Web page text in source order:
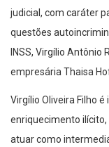
judicial, com caráter
questões
INSS, Virgílio Antônio
empresária Thaisa
Virgílio Oliveira Filho
enriquecimento
atuar como